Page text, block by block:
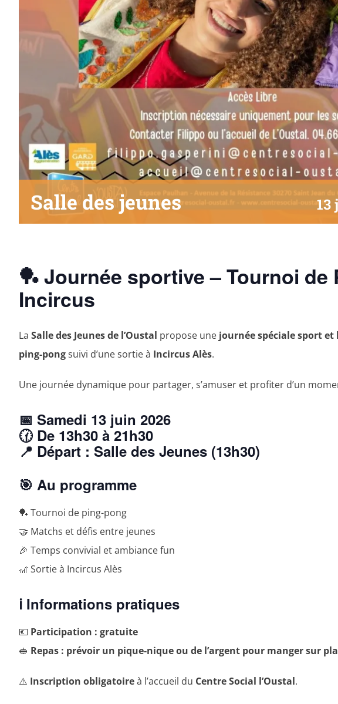
Salle des jeunes 13
🏓 Journée sportive – Tournoi de
Incircus
La Salle des Jeunes de l’Oustal propose une journée spéciale sport et
ping-pongsuivi d’une sortie à Incircus Alès.
Une journée dynamique pour partager, s’amuser et profiter d’un
📅 Samedi 13 juin 2026
🕜 De 13h30 à 21h30
📍 Départ : Salle des Jeunes (13h30)
🎯 Au programme
🏓 Tournoi de ping-pong
🤝 Matchs et défis entre jeunes
🎉 Temps convivial et ambiance fun
🎢 Sortie à Incircus Alès
ℹ️ Informations pratiques
💶 Participation : gratuite
🥪 Repas : prévoir un pique-nique ou de l’argent pour manger sur
⚠️ Inscription obligatoireà l’accueil du Centre Social l’Oustal.